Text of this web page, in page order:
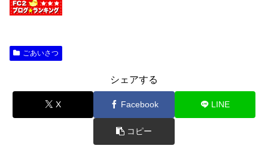
ごあいさつ
シェアする
X Facebook LINE
コピー